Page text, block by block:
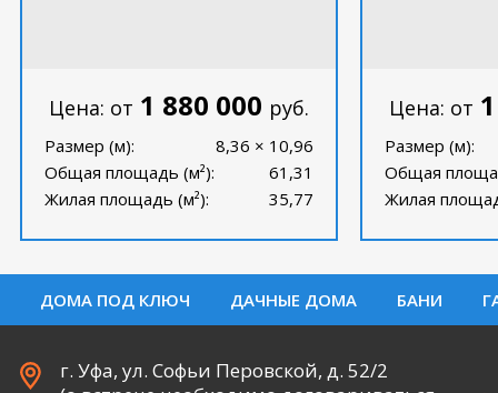
Цена: от 1 880 000 руб.
Размер (м):
8,36 × 10,96
Общая площадь (м²):
61,31
Жилая площадь (м²):
35,77
Цена: от
Размер (м):
Общая
Жилая
ДОМА ПОД КЛЮЧ ДАЧНЫЕ ДОМА БАНИ
г. Уфа, ул. Софьи Перовской, д. 52/2